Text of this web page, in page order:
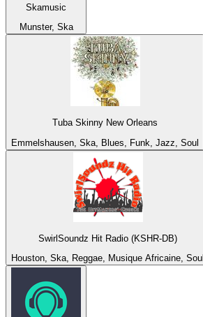
Skamusic
Munster, Ska
Tuba Skinny New Orleans
Emmelshausen, Ska, Blues, Funk, Jazz, Soul
SwirlSoundz Hit Radio (KSHR-DB)
Houston, Ska, Reggae, Musique Africaine, Soul